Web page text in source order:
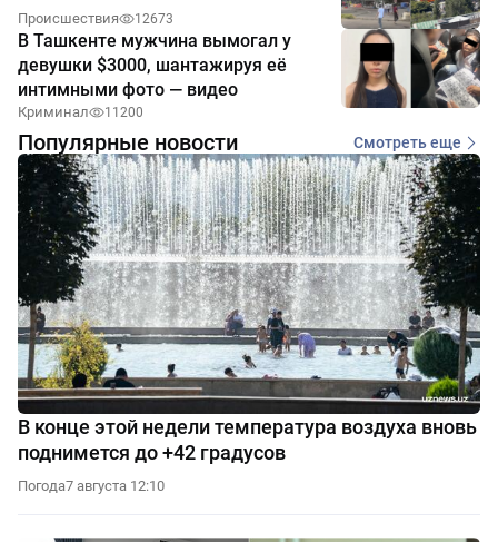
Происшествия 12673
В Ташкенте мужчина вымогал у
девушки $3000, шантажируя её
интимными фото — видео
Криминал 11200
Популярные новости Смотреть еще
В конце этой недели температура воздуха вновь
поднимется до +42 градусов
Погода7 августа 12:10